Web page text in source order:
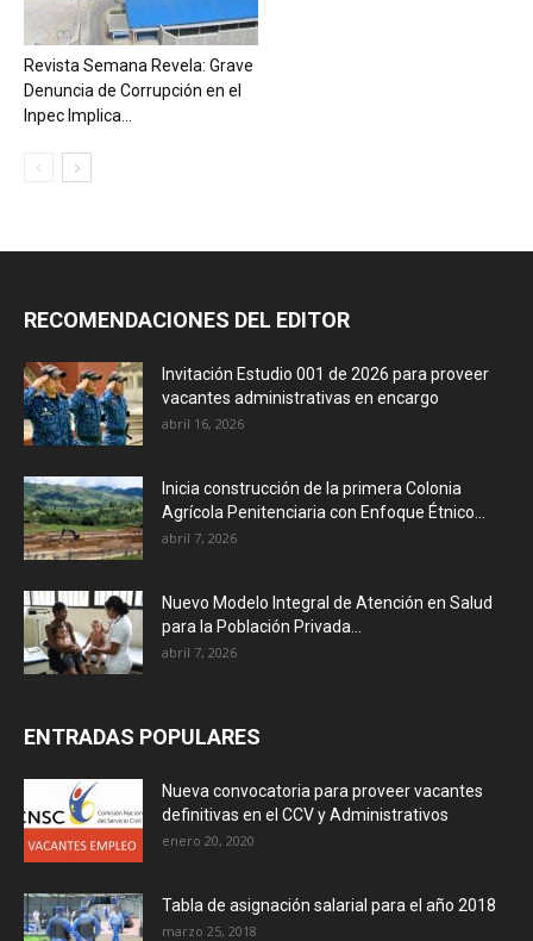
Revista Semana Revela: Grave
Denuncia de Corrupción en el
Inpec Implica...
RECOMENDACIONES DEL EDITOR
Invitación Estudio 001 de 2026 para proveer
vacantes administrativas en encargo
abril 16, 2026
Inicia construcción de la primera Colonia
Agrícola Penitenciaria con Enfoque Étnico...
abril 7, 2026
Nuevo Modelo Integral de Atención en Salud
para la Población Privada...
abril 7, 2026
ENTRADAS POPULARES
Nueva convocatoria para proveer vacantes
definitivas en el CCV y Administrativos
enero 20, 2020
Tabla de asignación salarial para el año 2018
marzo 25, 2018